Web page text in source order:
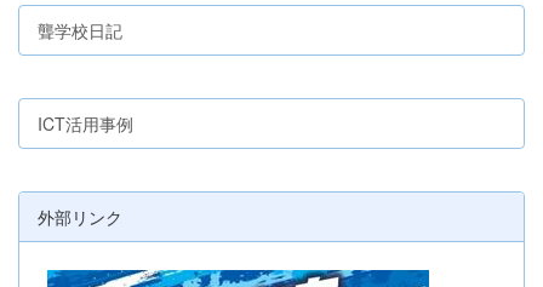
聾学校日記
ICT活用事例
外部リンク